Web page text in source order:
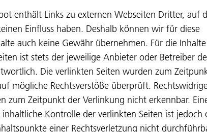
enthält Links zu externen Webseiten Dritter, auf
Einfluss haben. Deshalb können wir für diese
auch keine Gewähr übernehmen. Für die
ist stets der jeweilige Anbieter oder Betreiber
Die verlinkten Seiten wurden zum
mögliche Rechtsverstöße überprüft.
zum Zeitpunkt der Verlinkung nicht erkennbar.
Kontrolle der verlinkten Seiten ist jedoch
einer Rechtsverletzung nicht